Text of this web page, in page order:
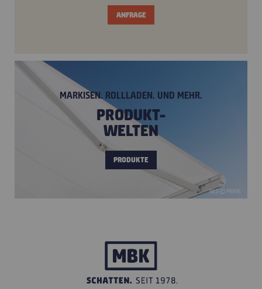
ANFRAGE
BILD © PRATIC
MARKISEN. ROLLLADEN. UND MEHR.
PRODUKT-
WELTEN
PRODUKTE